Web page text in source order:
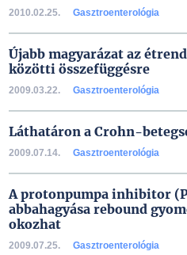
2010.02.25. Gasztroenterológia
Újabb magyarázat az
közötti összefüggésre
2009.03.22. Gasztroenterológia
Láthatáron a Crohn-
2009.07.14. Gasztroenterológia
A protonpumpa inhibitor
abbahagyása rebound
okozhat
2009.07.25. Gasztroenterológia